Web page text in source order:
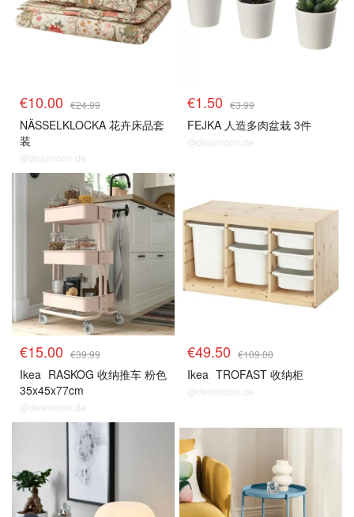
€10.00 €24.99
NÄSSELKLOCKA 花卉床品套
装
@dealmoon.de
€1.50 €3.99
FEJKA 人造多肉盆栽 3件
@dealmoon.de
€15.00 €39.99
Ikea RASKOG 收纳推车 粉色
35x45x77cm
@dealmoon.de
€49.50 €109.00
Ikea TROFAST 收纳柜
@dealmoon.de